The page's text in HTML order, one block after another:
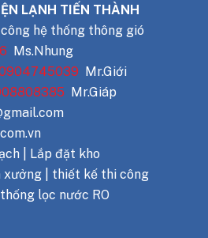
LẠNH TIẾN THÀNH
hệ thống thông gió
Ms.Nhung
Mr.Giới
Mr.Giáp
| Lắp đặt kho
xưởng | thiết kế thi công
lọc nước RO